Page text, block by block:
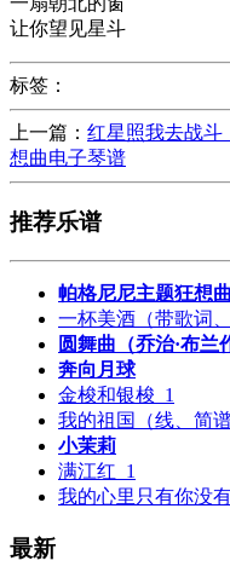
让你望见星斗
标签：
上一篇： 红星照我去战斗
想曲电子琴谱
推荐乐谱
帕格尼尼主题狂想
一杯美酒（带歌词
圆舞曲（乔治·布兰
奔向月球
金梭和银梭_1
我的祖国（线、简
小茉莉
满江红_1
我的心里只有你没
最新